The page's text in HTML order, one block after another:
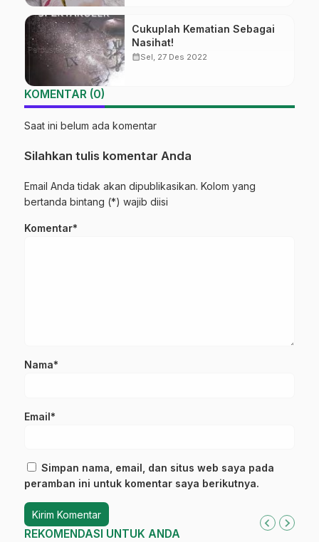
Cukuplah Kematian Sebagai
Nasihat!
calendar_monthSel, 27 Des 2022
KOMENTAR (0)
Saat ini belum ada komentar
Silahkan tulis komentar Anda
Email Anda tidak akan dipublikasikan. Kolom yang
bertanda bintang (*) wajib diisi
Komentar*
Nama*
Email*
Simpan nama, email, dan situs web saya pada
peramban ini untuk komentar saya berikutnya.
REKOMENDASI UNTUK ANDA